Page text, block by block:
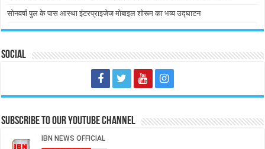
सोनवर्षा पुल के पास आस्था इंटरप्राइजेज मोबाइल शोरूम का भव्य उद्घाटन
Social
Subscribe to our Youtube Channel